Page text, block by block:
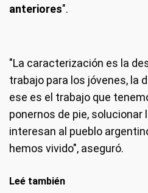
anteriores".
"La caracterización es la
trabajo para los jóvenes, la
ese es el trabajo que
ponernos de pie, solucionar
interesan al pueblo
hemos vivido", aseguró.
Leé también